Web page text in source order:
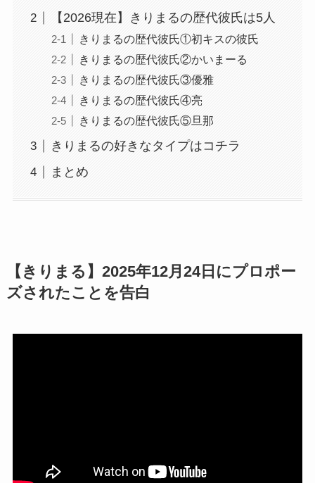
【2026現在】きりまるの歴代彼氏は5人
きりまるの歴代彼氏①初キスの彼氏
きりまるの歴代彼氏②かいまーる
きりまるの歴代彼氏③優雅
きりまるの歴代彼氏④亮
きりまるの歴代彼氏⑤旦那
きりまるの好きなタイプはコチラ
まとめ
【きりまる】2025年12月24日にプロポー
ズされたことを告白